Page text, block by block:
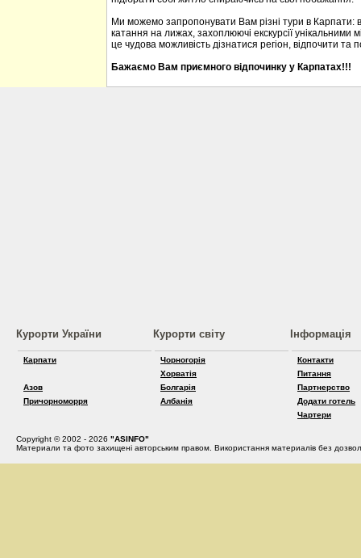
Ми можемо запропонувати Вам різні тури в Карпати:
катання на лижах, захоплюючі екскурсії
це чудова можливість дізнатися регіон, відпочити та
Бажаємо Вам приємного відпочинку у Карпатах!!!
Курорти України
Карпати
Азов
Причорноморря
Курорти світу
Чорногорія
Хорватія
Болгарія
Албанія
Інформація
Контакти
Питання
Партнерство
Додати готель
Чартери
Copyright © 2002 - 2026 "ASINFO"
Материали та фото захищені авторським правом. Використання материалів без